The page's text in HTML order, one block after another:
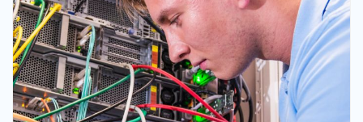
Referencje
Aktualności
Kontakt